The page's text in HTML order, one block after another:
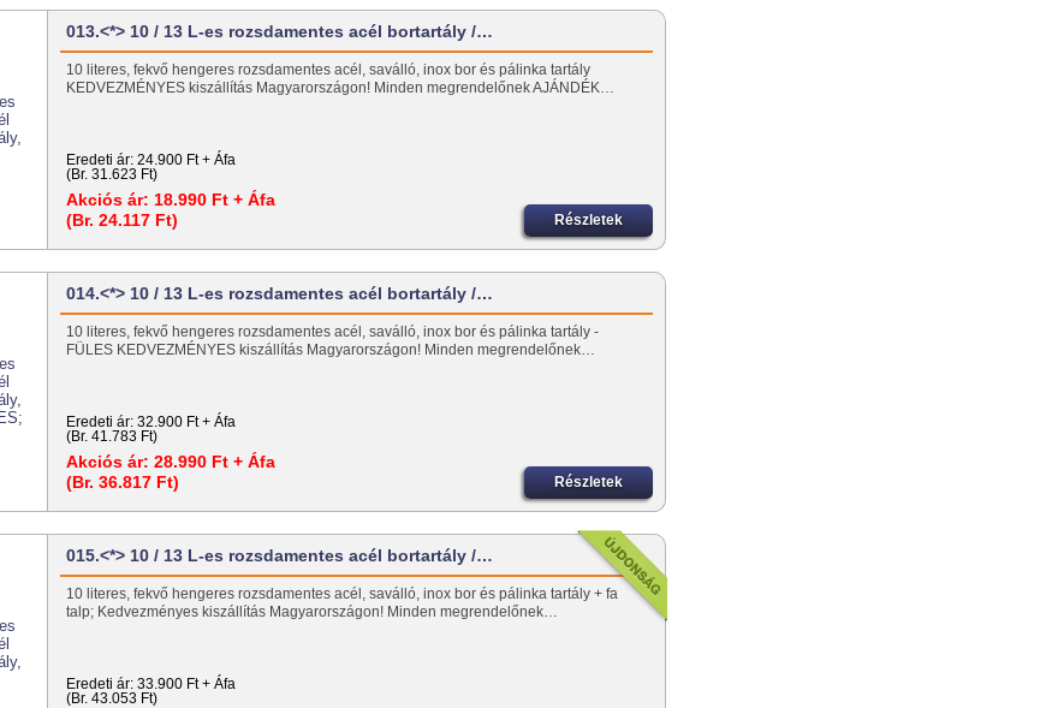
013.<*> 10 / 13 L-es rozsdamentes acél bortartály /…
10 literes, fekvő hengeres rozsdamentes acél, saválló, inox bor és pálinka tartály
KEDVEZMÉNYES kiszállítás Magyarországon! Minden megrendelőnek AJÁNDÉK…
Eredeti ár: 24.900 Ft + Áfa
(Br. 31.623 Ft)
Akciós ár: 18.990 Ft + Áfa
(Br. 24.117 Ft)
Részletek
014.<*> 10 / 13 L-es rozsdamentes acél bortartály /…
10 literes, fekvő hengeres rozsdamentes acél, saválló, inox bor és pálinka tartály -
FÜLES KEDVEZMÉNYES kiszállítás Magyarországon! Minden megrendelőnek…
Eredeti ár: 32.900 Ft + Áfa
(Br. 41.783 Ft)
Akciós ár: 28.990 Ft + Áfa
(Br. 36.817 Ft)
Részletek
015.<*> 10 / 13 L-es rozsdamentes acél bortartály /…
10 literes, fekvő hengeres rozsdamentes acél, saválló, inox bor és pálinka tartály + fa
talp; Kedvezményes kiszállítás Magyarországon! Minden megrendelőnek…
Eredeti ár: 33.900 Ft + Áfa
(Br. 43.053 Ft)